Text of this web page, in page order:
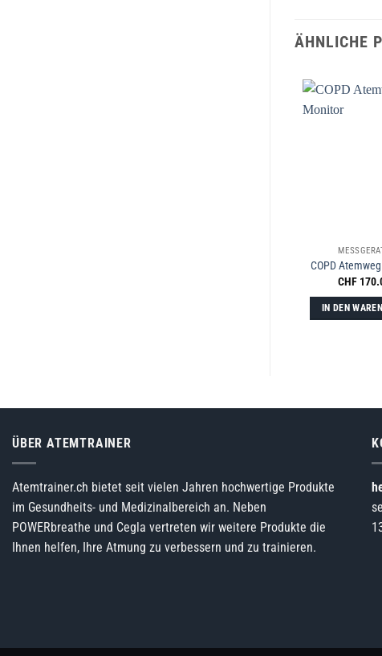
ÄHNLICHE
COPD
CHF
IN DEN
ÜBER ATEMTRAINER
Atemtrainer.ch bietet seit vielen Jahren hochwertige Produkte
im Gesundheits- und Medizinalbereich an. Neben
POWERbreathe und Cegla vertreten wir weitere Produkte die
Ihnen helfen, Ihre Atmung zu verbessern und zu trainieren.